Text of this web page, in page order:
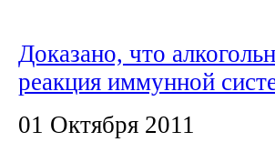
Доказано, что
реакция иммунной
01 Октября 2011